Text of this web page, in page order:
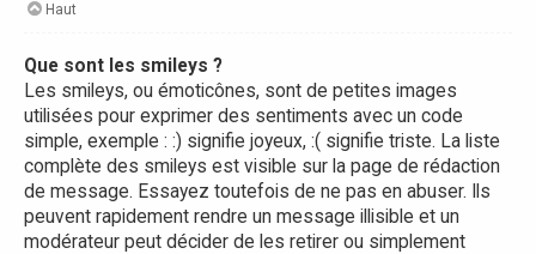
Haut
Que sont les smileys ?
Les smileys, ou émoticônes, sont de petites images
utilisées pour exprimer des sentiments avec un code
simple, exemple : :) signifie joyeux, :( signifie triste. La liste
complète des smileys est visible sur la page de rédaction
de message. Essayez toutefois de ne pas en abuser. Ils
peuvent rapidement rendre un message illisible et un
modérateur peut décider de les retirer ou simplement